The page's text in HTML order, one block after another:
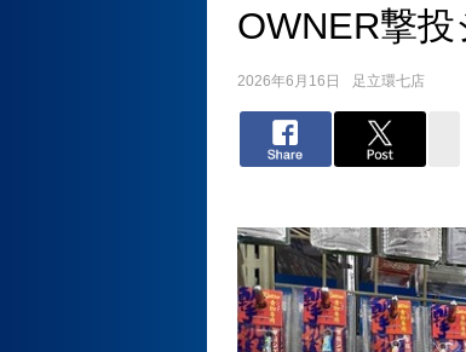
OWNER撃
2026年6月16日 足立環七店